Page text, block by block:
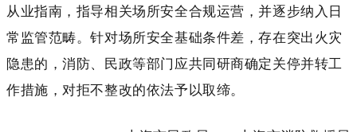
从业指南，指导相关场所安全合规运营，并逐步纳入日
常监管范畴。针对场所安全基础条件差，存在突出火灾
隐患的，消防、民政等部门应共同研商确定关停并转工
作措施，对拒不整改的依法予以取缔。